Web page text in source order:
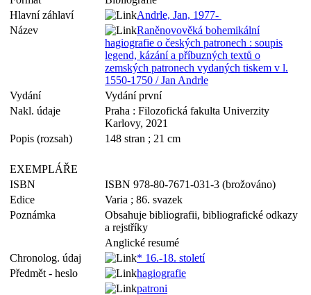
Hlavní záhlaví
Andrle, Jan, 1977-
Název
Raněnovověká bohemikální
hagiografie o českých patronech : soupis
legend, kázání a příbuzných textů o
zemských patronech vydaných tiskem v l.
1550-1750 / Jan Andrle
Vydání
Vydání první
Nakl. údaje
Praha : Filozofická fakulta Univerzity
Karlovy, 2021
Popis (rozsah)
148 stran ; 21 cm
EXEMPLÁŘE
ISBN
ISBN 978-80-7671-031-3 (brožováno)
Edice
Varia ; 86. svazek
Poznámka
Obsahuje bibliografii, bibliografické odkazy
a rejstříky
Anglické resumé
Chronolog. údaj
* 16.-18. století
Předmět - heslo
hagiografie
patroni